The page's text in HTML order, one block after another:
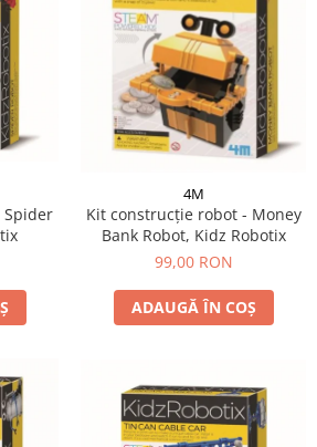
4M
Kit construcție robot - Money
Bank Robot, Kidz Robotix
99,00 RON
ADAUGĂ ÎN COȘ